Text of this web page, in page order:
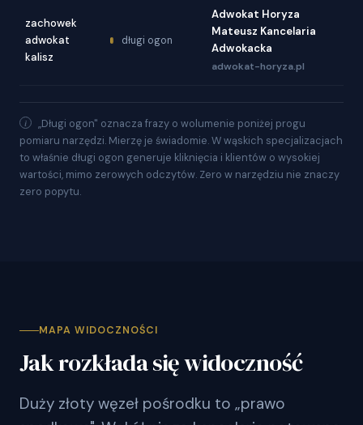
zachowek
adwokat
kalisz
długi ogon
Adwokat Horyza
Mateusz Kancelaria
Adwokacka
adwokat-horyza.pl
„Długi ogon" oznacza frazy o wolumenie poniżej progu
pomiaru narzędzi. Mierzę je świadomie. W wąskich specjalizacjach
to właśnie długi ogon generuje kliknięcia i klientów o wysokiej
wartości, mimo zerowych odczytów. Zero w narzędziu nie znaczy
zero popytu.
MAPA WIDOCZNOŚCI
Jak rozkłada się widoczność
Duży złoty węzeł pośrodku to „prawo